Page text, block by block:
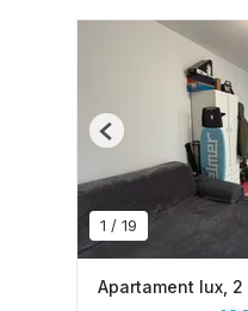
1 / 19
Previous
Apartament lux,